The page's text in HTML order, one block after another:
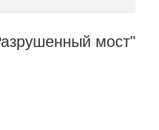
мост"